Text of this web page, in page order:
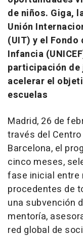
de niños. Giga,
Unión
(UIT) y el Fondo
Infancia
participación de
acelerar el
escuelas
Madrid, 26 de
través del
Barcelona, el
cinco meses,
fase inicial entre
procedentes de
una subvención
mentoría,
red global de